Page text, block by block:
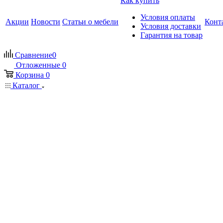
Акции Новости Статьи о мебели
Условия оплаты
Условия доставки
Гарантия на товар
Сравнение0
Отложенные 0
Корзина 0
Каталог